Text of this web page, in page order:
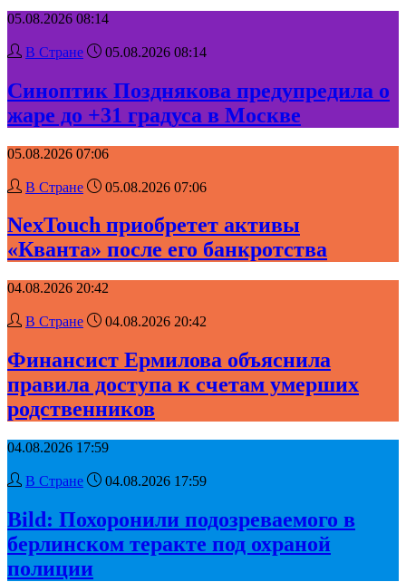
05.08.2026 08:14
В Стране 05.08.2026 08:14
Синоптик Позднякова предупредила о
жаре до +31 градуса в Москве
05.08.2026 07:06
В Стране 05.08.2026 07:06
NexTouch приобретет активы
«Кванта» после его банкротства
04.08.2026 20:42
В Стране 04.08.2026 20:42
Финансист Ермилова объяснила
правила доступа к счетам умерших
родственников
04.08.2026 17:59
В Стране 04.08.2026 17:59
Bild: Похоронили подозреваемого в
берлинском теракте под охраной
полиции